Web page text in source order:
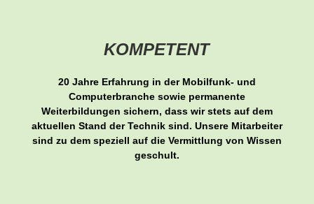
KOMPETENT
20 Jahre Erfahrung in der Mobilfunk- und
Computerbranche sowie permanente
Weiterbildungen sichern, dass wir stets auf dem
aktuellen Stand der Technik sind. Unsere Mitarbeiter
sind zu dem speziell auf die Vermittlung von Wissen
geschult.